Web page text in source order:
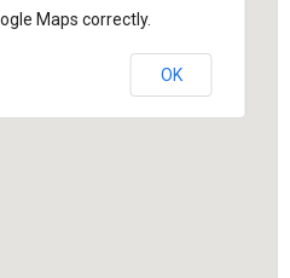
Maps correctly.
OK